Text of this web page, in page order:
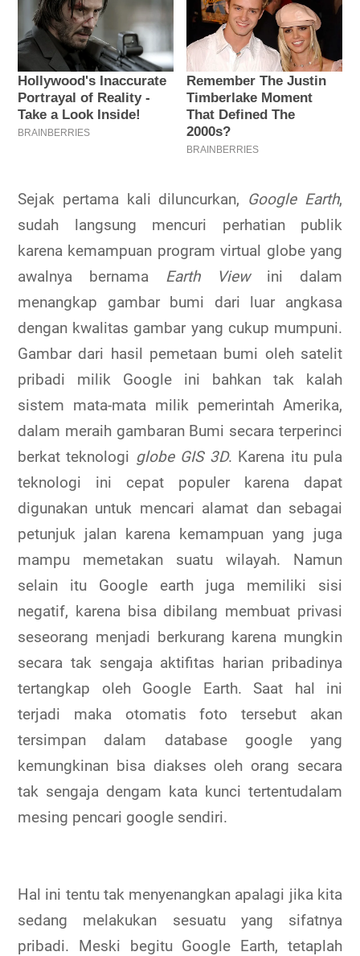
Sejak pertama kali diluncurkan, Google Earth,
sudah langsung mencuri perhatian publik
karena kemampuan program virtual globe yang
awalnya bernama Earth Viewini dalam
menangkap gambar bumi dari luar angkasa
dengan kwalitas gambar yang cukup mumpuni.
Gambar dari hasil pemetaan bumi oleh satelit
pribadi milik Google ini bahkan tak kalah
sistem mata-mata milik pemerintah Amerika,
dalam meraih gambaran Bumi secara terperinci
berkat teknologi globe GIS 3D. Karena itu pula
teknologi ini cepat populer karena dapat
digunakan untuk mencari alamat dan sebagai
petunjuk jalan karena kemampuan yang juga
mampu memetakan suatu wilayah. Namun
selain itu Google earth juga memiliki sisi
negatif, karena bisa dibilang membuat privasi
seseorang menjadi berkurang karena mungkin
secara tak sengaja aktifitas harian pribadinya
tertangkap oleh Google Earth. Saat hal ini
terjadi maka otomatis foto tersebut akan
tersimpan dalam database google yang
kemungkinan bisa diakses oleh orang secara
tak sengaja dengam kata kunci tertentudalam
mesing pencari google sendiri.
Hal ini tentu tak menyenangkan apalagi jika kita
sedang melakukan sesuatu yang sifatnya
pribadi. Meski begitu Google Earth, tetaplah